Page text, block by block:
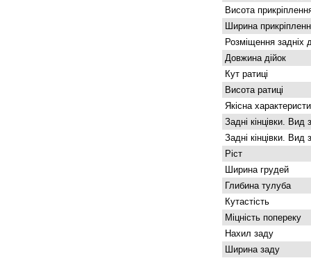
Висота
Ширина
Розміщення задніх
Довжина дійок
Кут ратиці
Висота ратиці
Якісна
Задні кінцівки. Вид
Задні кінцівки. Вид
Ріст
Ширина грудей
Глибина тулуба
Кутастість
Міцність попереку
Нахил заду
Ширина заду